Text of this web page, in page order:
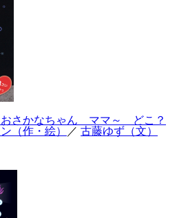
さかなちゃん ママ～ どこ？
（作・絵）
／ 古藤ゆず（文）